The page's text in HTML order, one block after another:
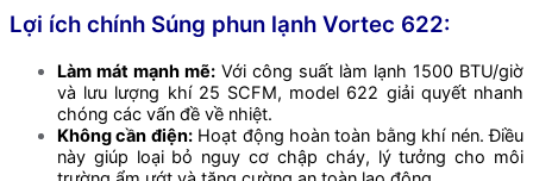
Lợi ích chính Súng phun lạnh Vortec 622:
Làm mát mạnh mẽ: Với công suất làm lạnh 1500 BTU/giờ
và lưu lượng khí 25 SCFM, model 622 giải quyết nhanh
chóng các vấn đề về nhiệt.
Không cần điện:Hoạt động hoàn toàn bằng khí nén. Điều
này giúp loại bỏ nguy cơ chập cháy, lý tưởng cho môi